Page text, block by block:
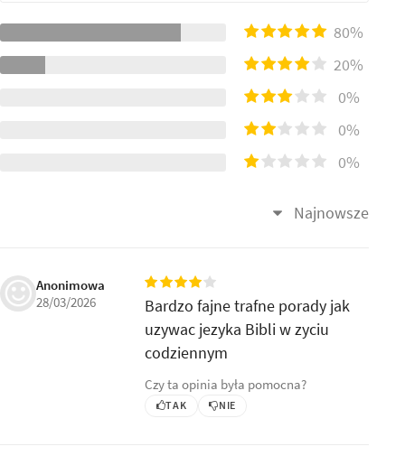
80%
20%
0%
0%
0%
Najnowsze
Anonimowa
28/03/2026
Bardzo fajne trafne porady jak
uzywac jezyka Bibli w zyciu
codziennym
Czy ta opinia była pomocna?
TAK NIE